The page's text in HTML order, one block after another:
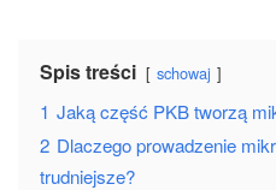
Spis treści schowaj
1 Jaką część PKB tworzą
2 Dlaczego prowadzenie
trudniejsze?